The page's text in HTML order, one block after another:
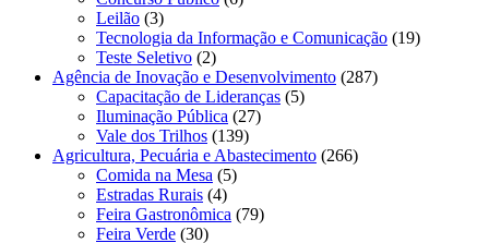
Leilão (3)
Tecnologia da Informação e Comunicação (19)
Teste Seletivo (2)
Agência de Inovação e Desenvolvimento (287)
Capacitação de Lideranças (5)
Iluminação Pública (27)
Vale dos Trilhos (139)
Agricultura, Pecuária e Abastecimento (266)
Comida na Mesa (5)
Estradas Rurais (4)
Feira Gastronômica (79)
Feira Verde (30)